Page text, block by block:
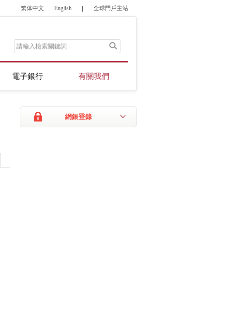
繁体中文 English 全球門戶主站
電子銀行 有關我們
網銀登錄